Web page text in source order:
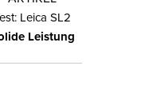
Leica SL2
Leistung